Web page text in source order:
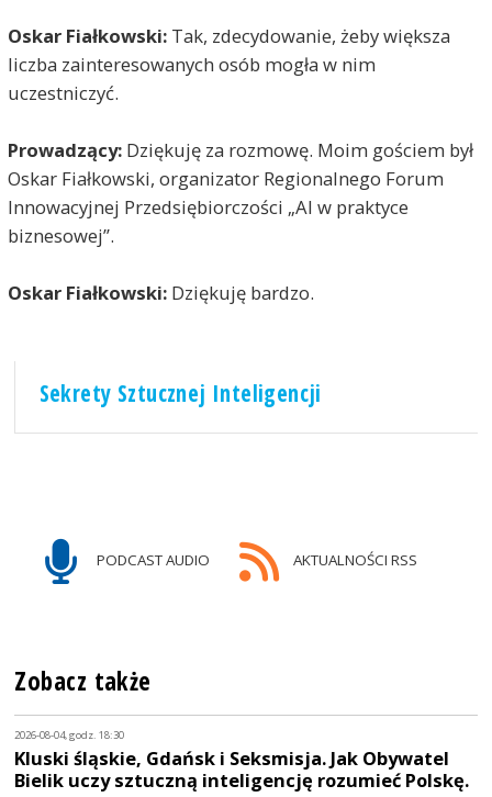
Oskar Fiałkowski: Tak, zdecydowanie, żeby większa
liczba zainteresowanych osób mogła w nim
uczestniczyć.
Prowadzący:Dziękuję za rozmowę. Moim gościem był
Oskar Fiałkowski, organizator Regionalnego Forum
Innowacyjnej Przedsiębiorczości „AI w praktyce
biznesowej”.
Oskar Fiałkowski: Dziękuję bardzo.
Sekrety Sztucznej Inteligencji
PODCAST AUDIO AKTUALNOŚCI RSS
Zobacz także
2026-08-04, godz. 18:30
Kluski śląskie, Gdańsk i Seksmisja. Jak Obywatel
Bielik uczy sztuczną inteligencję rozumieć Polskę.